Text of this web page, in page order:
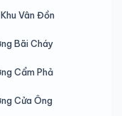
Vân Đồn
Bãi Cháy
Cẩm Phả
Cửa Ông